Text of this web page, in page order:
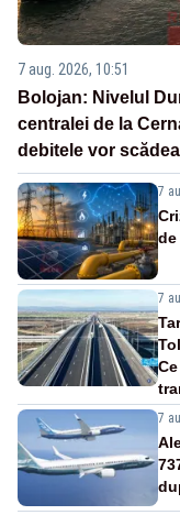
7 aug. 2026, 10:51
Bolojan: Nivelul
centralei de la
debitele vor scădea
7
de
7
7